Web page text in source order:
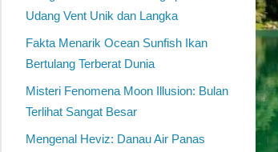
Udang Vent Unik dan Langka
Fakta Menarik Ocean Sunfish Ikan
Bertulang Terberat Dunia
Misteri Fenomena Moon Illusion: Bulan
Terlihat Sangat Besar
Mengenal Heviz: Danau Air Panas